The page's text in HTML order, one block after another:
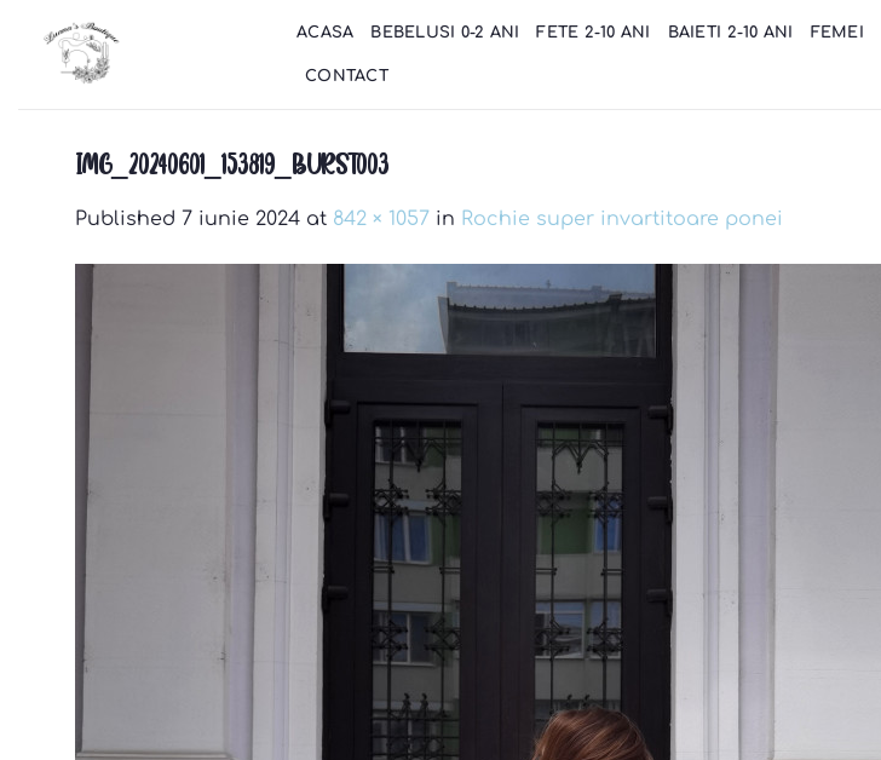
content
ACASA BEBELUSI 0-2 ANI FETE 2-10 ANI BAIETI 2-10 ANI FEMEI
CONTACT
IMG_20240601_153819_BURST003
Published 7 iunie 2024 at 842 × 1057 in Rochie super invartitoare ponei